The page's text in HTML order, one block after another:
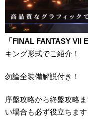
「FINAL FANTASY VII
キング形式でご紹介！
勿論全装備解説付き！
序盤攻略から終盤攻略
い場合も必ず役立ちます